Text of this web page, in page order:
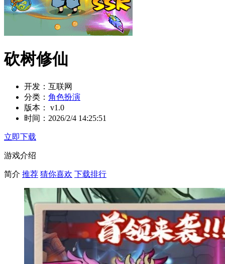
砍树修仙
开发： 互联网
分类： 角色扮演
版本：
v1.0
时间： 2026/2/4 14:25:51
立即下载
游戏介绍
简介 推荐 猜你喜欢 下载排行